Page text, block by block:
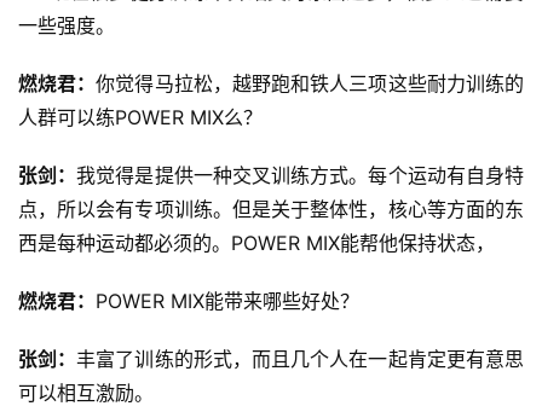
频
用
户
选
运
集
一些强度。
燃烧君：你觉得马拉松，越野跑和铁人三项这些耐力训练的
人群可以练POWER MIX么？
张剑：我觉得是提供一种交叉训练方式。每个运动有自身特
点，所以会有专项训练。但是关于整体性，核心等方面的东
西是每种运动都必须的。POWER MIX能帮他保持状态，
燃烧君： POWER MIX能带来哪些好处？
张剑：丰富了训练的形式，而且几个人在一起肯定更有意思
可以相互激励。